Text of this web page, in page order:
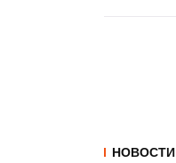
НОВОСТИ